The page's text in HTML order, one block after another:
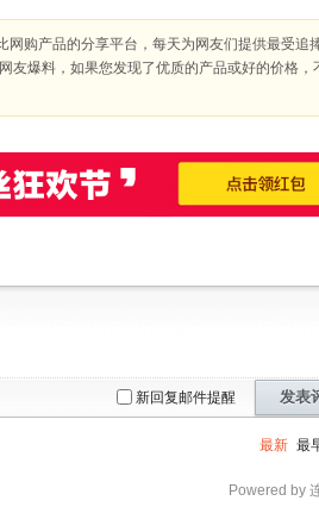
购产品的分享平台，每天为网友们提供最受追
友爆料，如果您发现了优质的产品或好的价格，
新回复邮件提醒 发表
最新 最
Powered by